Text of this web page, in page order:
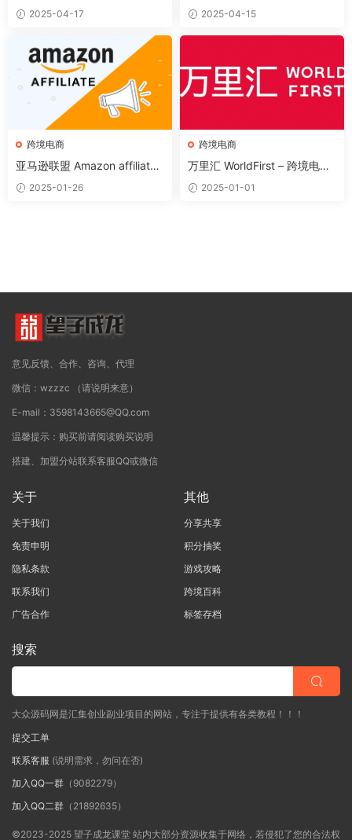
法！2025-04-17
荐 2025-04-15
跨境电商
亚马逊联盟 Amazon affiliate
回款提现教程（最新详细版）
2025-01-26
跨境电商
万里汇 WorldFirst – 跨境电商
和外贸B2B客户收款
2025-01-01
意见反馈、合作、咨询、代理
微信：wzzzc （请说明来意）
E-mail：3598143665@QQ.com
温馨提示：购买前请阅读购买说明
搭建、加盟分站联系客服QQ或微信
关于
关于我们
免责申明
隐私条款
联系我们
广告合作
其他
分享共享
积分抽奖
游戏攻略
跨境百科
标签存档
搜索
大众源码网是汇集创业副业项目的网站，专注于提供有各类教程！！！
提交工单
联系客服 (说明需求，勿问在否)
加入QQ一群 （9082279）
加入QQ二群 （21892635）
©2023-2025 望子成龙课堂 站内大部分资源收集于网络，若侵犯了您的合法权